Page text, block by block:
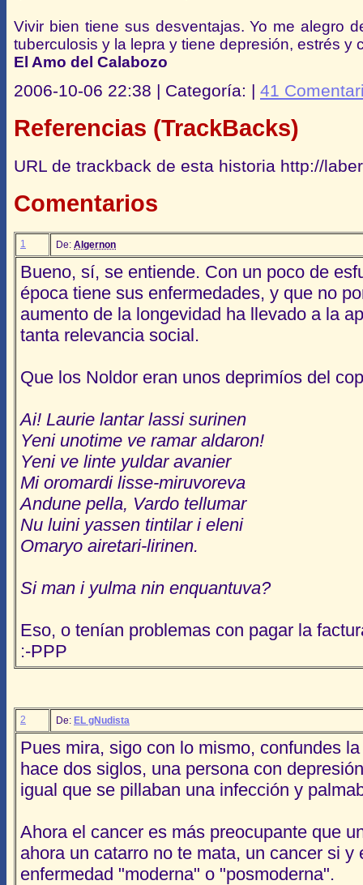
Vivir bien tiene sus desventajas. Yo me alegro
tuberculosis y la lepra y tiene depresión, estrés y
El Amo del Calabozo
2006-10-06 22:38 | Categoría: | 41
Referencias (TrackBacks)
URL de trackback de esta historia http://
Comentarios
1 De: Algernon
Bueno, sí, se entiende. Con un poco de
época tiene sus enfermedades, y que no
aumento de la longevidad ha llevado a la
tanta relevancia social.
Que los Noldor eran unos deprimíos del
Ai! Laurie lantar lassi surinen
Yeni unotime ve ramar aldaron!
Yeni ve linte yuldar avanier
Mi oromardi lisse-miruvoreva
Andune pella, Vardo tellumar
Nu luini yassen tintilar i eleni
Omaryo airetari-lirinen.
Si man i yulma nin enquantuva?
Eso, o tenían problemas con pagar la
:-PPP
2 De: EL gNudista
Pues mira, sigo con lo mismo, confundes
hace dos siglos, una persona con
igual que se pillaban una infección y
Ahora el cancer es más preocupante que
ahora un catarro no te mata, un cancer si
enfermedad "moderna" o "posmoderna".